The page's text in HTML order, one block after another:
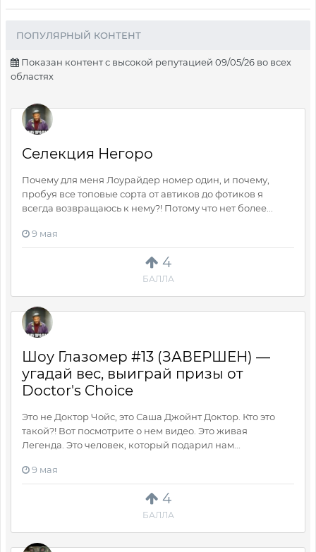
ПОПУЛЯРНЫЙ КОНТЕНТ
Показан контент с высокой репутацией 09/05/26 во всех
областях
4
БАЛЛА
Селекция Негоро
Почему для меня Лоурайдер номер один, и почему,
пробуя все топовые сорта от автиков до фотиков я
всегда возвращаюсь к нему?! Потому что нет более...
9 мая
4
БАЛЛА
Шоу Глазомер #13 (ЗАВЕРШЕН) —
угадай вес, выиграй призы от
Doctor's Choice
Это не Доктор Чойс, это Саша Джойнт Доктор. Кто это
такой?! Вот посмотрите о нем видео. Это живая
Легенда. Это человек, который подарил нам...
9 мая